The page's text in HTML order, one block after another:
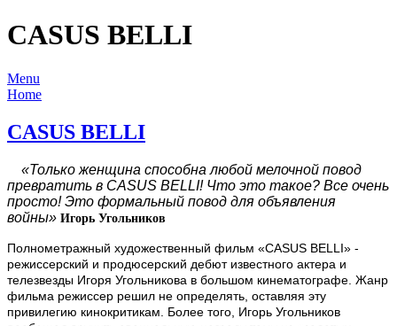
CASUS BELLI
Menu
Home
CASUS BELLI
«Только женщина способна любой мелочной повод
превратить в CASUS BELLI! Что это такое? Все очень
просто! Это формальный повод для объявления
войны» Игорь Угольников
Полнометражный художественный фильм «CASUS BELLI» -
режиссерский и продюсерский дебют известного актера и
телезвезды Игоря Угольникова в большом кинематографе. Жанр
фильма режиссер решил не определять, оставляя эту
привилегию кинокритикам. Более того, Игорь Угольников